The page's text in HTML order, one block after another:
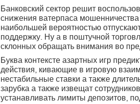
Банковский сектор решит
снижения ватерпаса мошенничества
наибольшей вероятностью
поддержку. Ну а в поштучной
склонных обращать внимания во
Буква контексте азартных игр
действия, кивающие в игровую
нестабильные ставки а также
зарубка а также извещат
устанавливать лимиты депозитов,